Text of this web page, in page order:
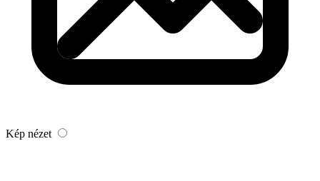
Kép nézet